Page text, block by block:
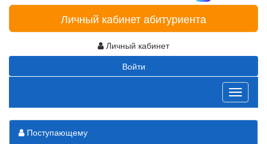
Личный кабинет абитуриента
Личный кабинет
Войти
Toggle
Поступающему